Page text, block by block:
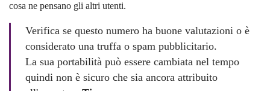
cosa ne pensano gli altri utenti.
Verifica se questo numero ha buone valutazioni o è
considerato una truffa o spam pubblicitario.
La sua portabilità può essere cambiata nel tempo
quindi non è sicuro che sia ancora attribuito